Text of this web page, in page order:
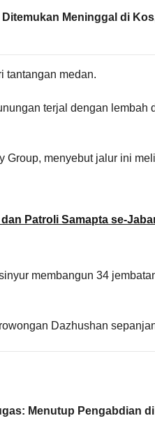
Meninggal di
tantangan medan.
terjal dengan lembah
Group, menyebut jalur ini
Patroli Samapta se-
membangun 34
Dazhushan
Menutup Pengabdian